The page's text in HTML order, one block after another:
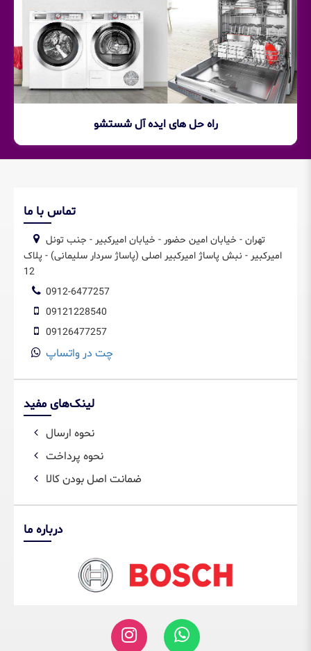
راه حل های ایده آل شستشو
تماس با ما
امیرکبیر - نبش پاساژ امیرکبیر اصلی (پاساژ سردار سلیمانی) - پلاک
12
0912-6477257
09121228540
09126477257
چت در واتساپ
لینک‌های مفید
نحوه ارسال
نحوه پرداخت
ضمانت اصل بودن کالا
درباره ما